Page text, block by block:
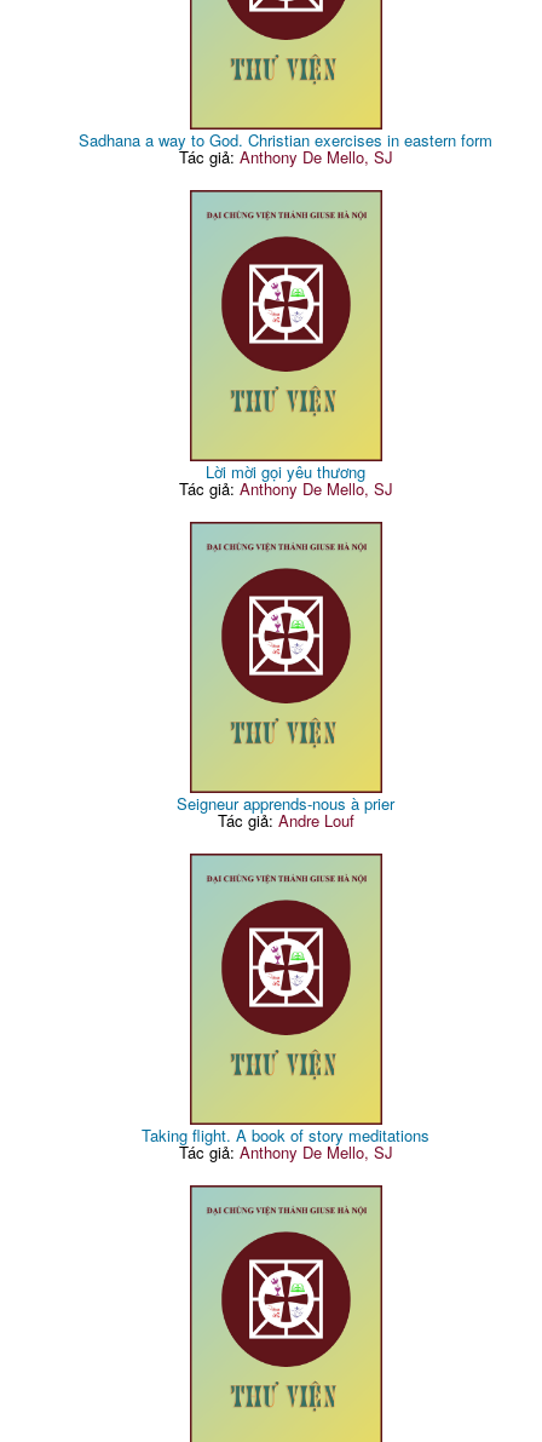
Sadhana a way to God. Christian exercises in eastern form
Tác giả: Anthony De Mello, SJ
Lời mời gọi yêu thương
Tác giả: Anthony De Mello, SJ
Seigneur apprends-nous à prier
Tác giả: Andre Louf
Taking flight. A book of story meditations
Tác giả: Anthony De Mello, SJ